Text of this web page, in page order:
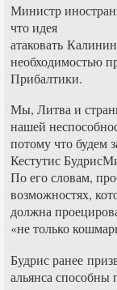
Министр
что идея
атаковать
необходимостью
Прибалтики.
Мы, Литва и
нашей
потому что будем
Кестутис
По его словам,
возможностях,
должна
«не только
Будрис ранее
альянса способны